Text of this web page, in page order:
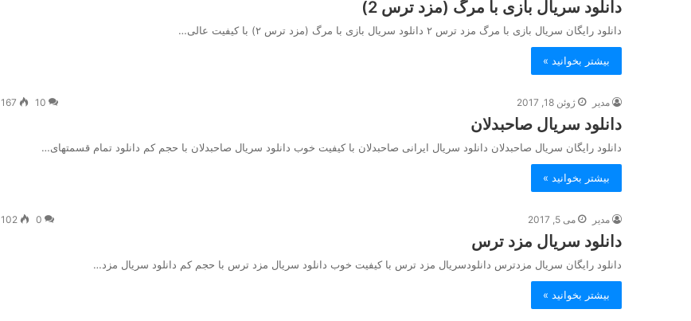
دانلود سریال بازی با مرگ (مزد ترس 2)
دانلود رایگان سریال بازی با مرگ مزد ترس ۲ دانلود سریال بازی با مرگ (مزد ترس ۲) با کیفیت عالی…
بیشتر بخوانید »
مدیر ژوئن 18, 2017 10
167
دانلود سریال صاحبدلان
دانلود رایگان سریال صاحبدلان دانلود سریال ایرانی صاحبدلان با کیفیت خوب دانلود سریال صاحبدلان با حجم کم دانلود تمام قسمتهای…
بیشتر بخوانید »
مدیر می 5, 2017 0
102
دانلود سریال مزد ترس
دانلود رایگان سریال مزدترس دانلودسریال مزد ترس با کیفیت خوب دانلود سریال مزد ترس با حجم کم دانلود سریال مزد…
بیشتر بخوانید »